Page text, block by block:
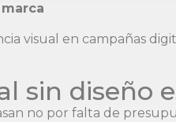
visual en campañas
sin diseño
no por falta de